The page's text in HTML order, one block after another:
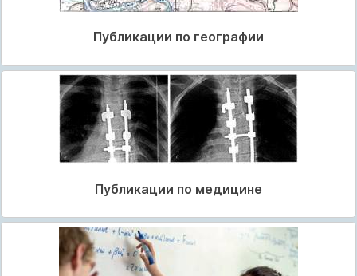
Публикации по географии
Публикации по медицине